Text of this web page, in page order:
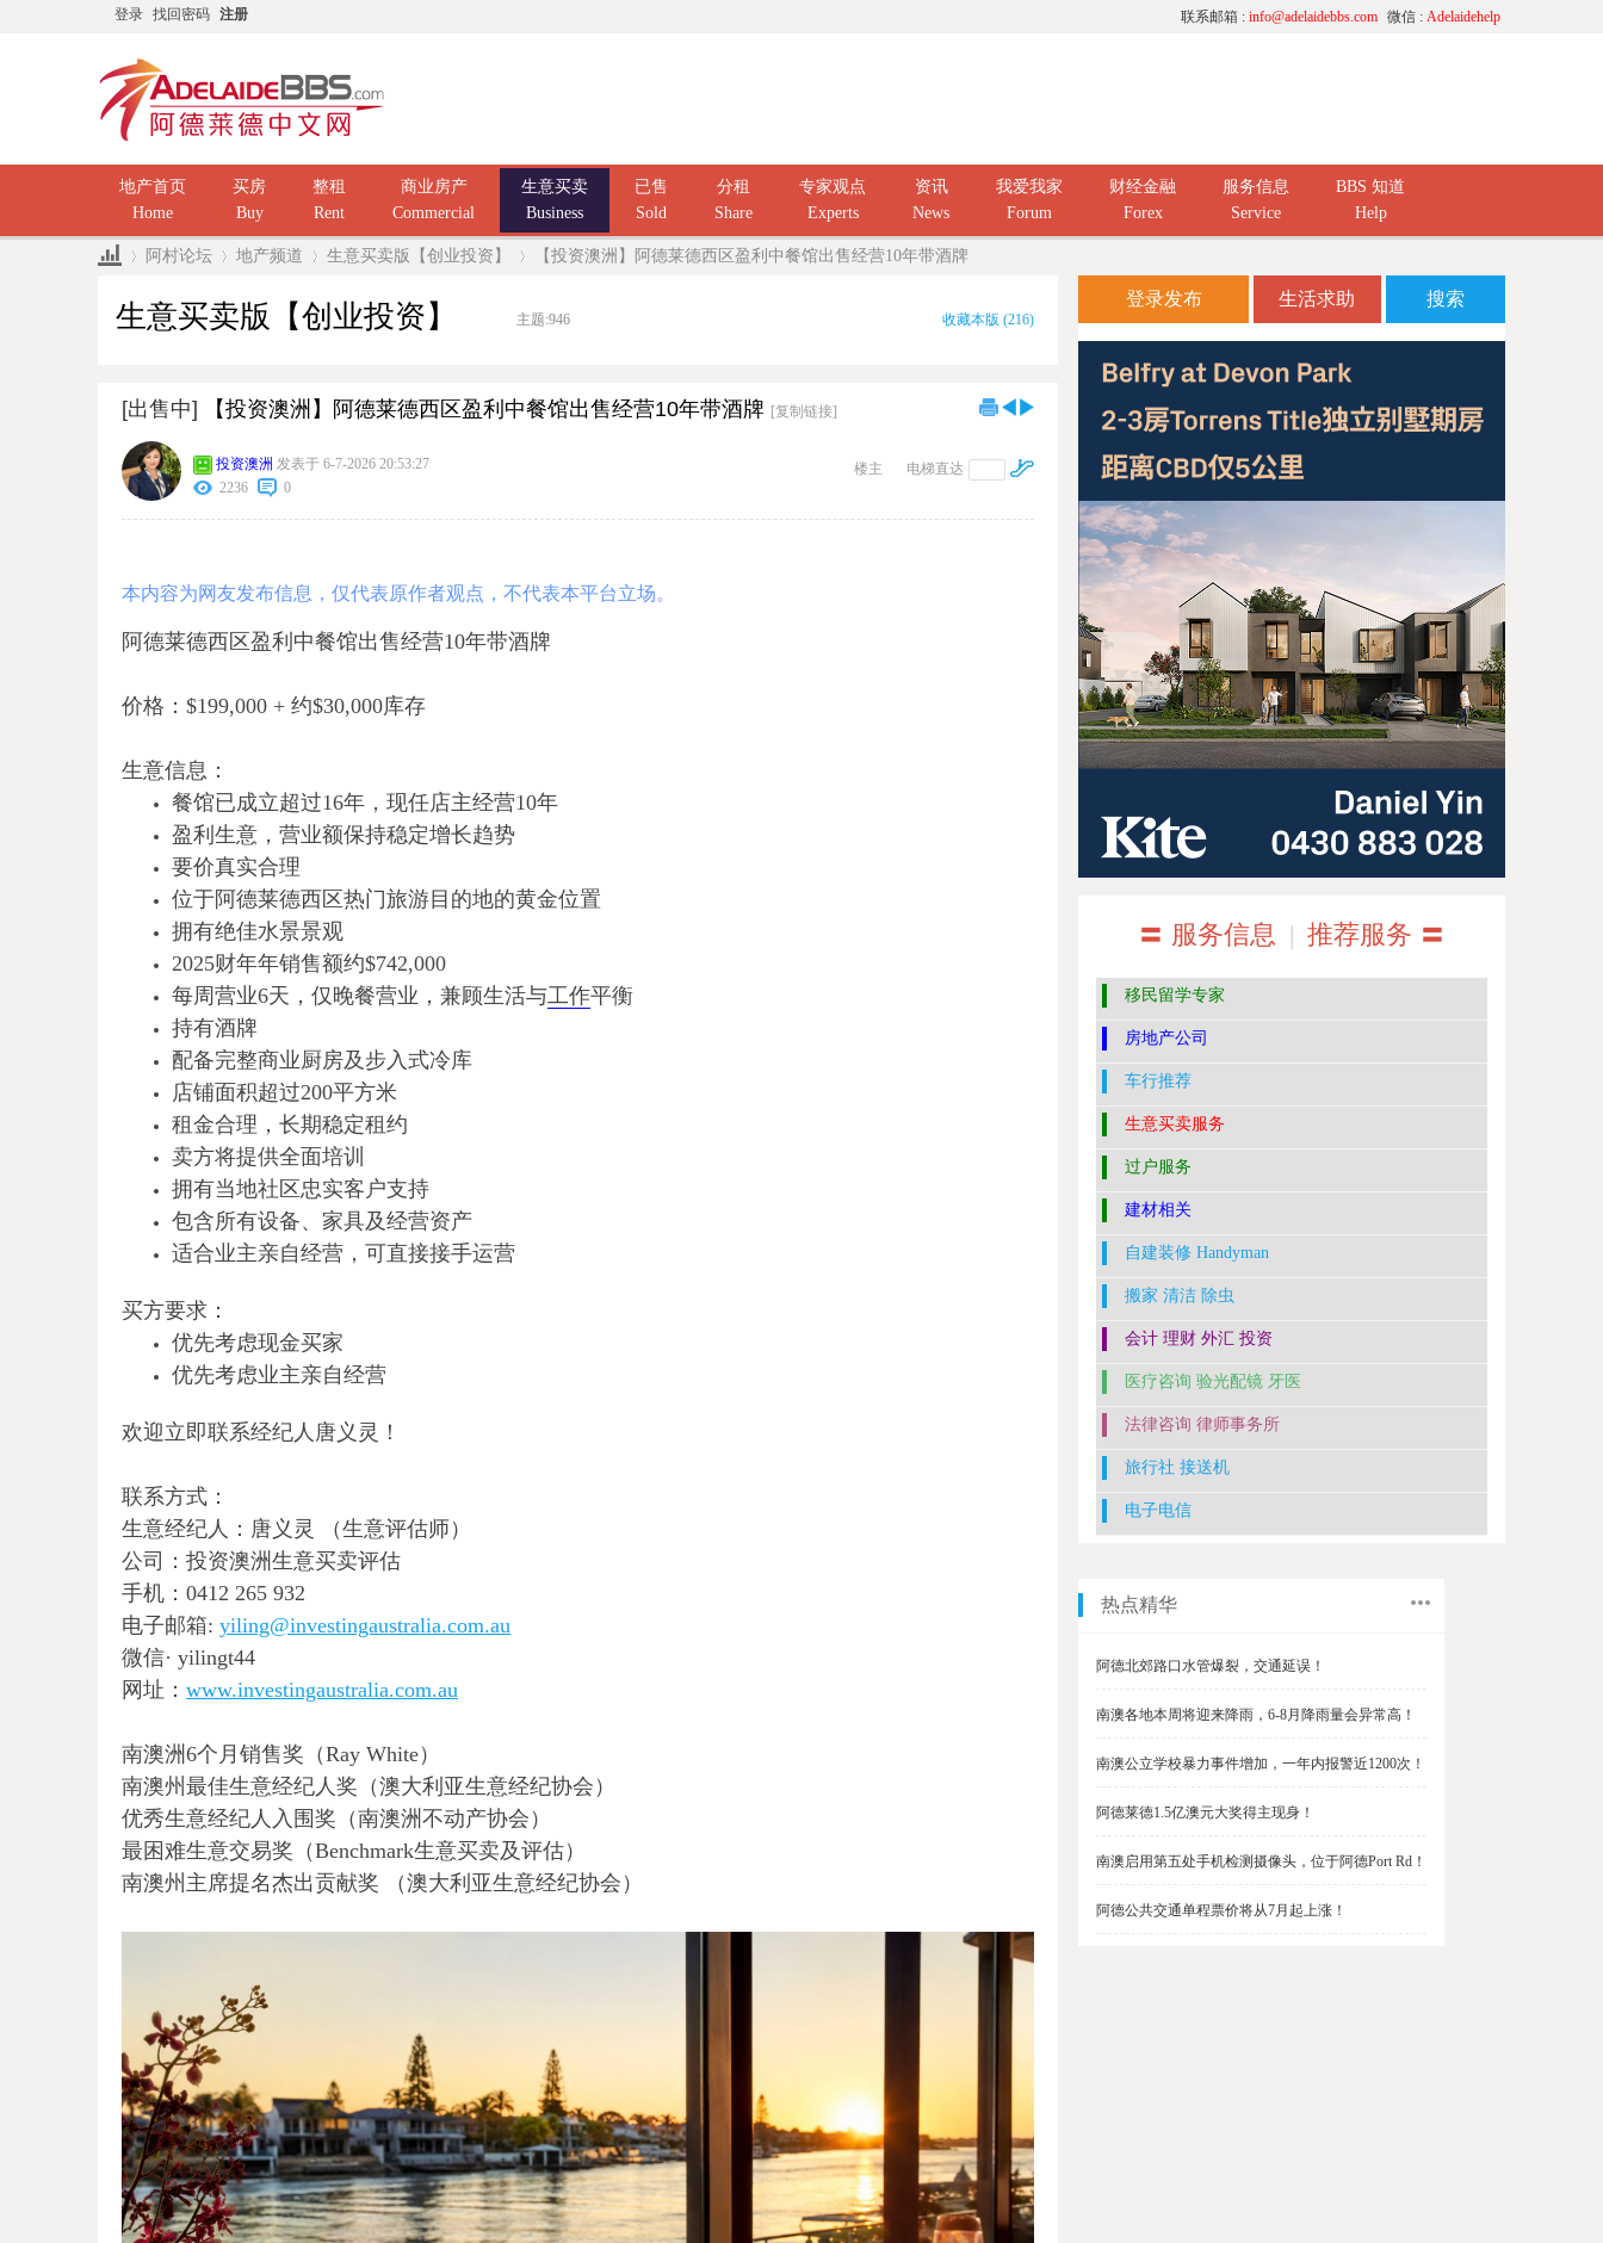
登录 找回密码 注册 微信 : Adelaidehelp
联系邮箱 : info@adelaidebbs.com
地产首页
Home
买房
Buy
整租
Rent
商业房产
Commercial
生意买卖
Business
已售
Sold
分租
Share
专家观点
Experts
资讯
News
我爱我家
Forum
财经金融
Forex
服务信息
Service
BBS 知道
Help
阿村论坛 地产频道 生意买卖版【创业投资】 【投资澳洲】阿德莱德西区盈利中餐馆出售经营10年带酒牌
生意买卖版【创业投资】 主题:946 收藏本版 (216)
[出售中] 【投资澳洲】阿德莱德西区盈利中餐馆出售经营10年带酒牌 [复制链接]
电梯直达
楼主
投资澳洲 发表于 6-7-2026 20:53:27
2236
0
本内容为网友发布信息，仅代表原作者观点，不代表本平台立场。
阿德莱德西区盈利中餐馆出售经营10年带酒牌
价格：$199,000 + 约$30,000库存
生意信息：
餐馆已成立超过16年，现任店主经营10年
盈利生意，营业额保持稳定增长趋势
要价真实合理
位于阿德莱德西区热门旅游目的地的黄金位置
拥有绝佳水景景观
2025财年年销售额约$742,000
每周营业6天，仅晚餐营业，兼顾生活与工作平衡
持有酒牌
配备完整商业厨房及步入式冷库
店铺面积超过200平方米
租金合理，长期稳定租约
卖方将提供全面培训
拥有当地社区忠实客户支持
包含所有设备、家具及经营资产
适合业主亲自经营，可直接接手运营
买方要求：
优先考虑现金买家
优先考虑业主亲自经营
欢迎立即联系经纪人唐义灵！
联系方式：
生意经纪人：唐义灵 （生意评估师）
公司：投资澳洲生意买卖评估
手机：0412 265 932
电子邮箱: yiling@investingaustralia.com.au
微信· yilingt44
网址： www.investingaustralia.com.au
南澳洲6个月销售奖（Ray White）
南澳州最佳生意经纪人奖（澳大利亚生意经纪协会）
优秀生意经纪人入围奖（南澳洲不动产协会）
最困难生意交易奖（Benchmark生意买卖及评估）
南澳州主席提名杰出贡献奖 （澳大利亚生意经纪协会）
登录发布 生活求助 搜索
〓 服务信息 | 推荐服务 〓
移民留学专家
房地产公司
车行推荐
生意买卖服务
过户服务
建材相关
自建装修 Handyman
搬家 清洁 除虫
会计 理财 外汇 投资
医疗咨询 验光配镜 牙医
法律咨询 律师事务所
旅行社 接送机
电子电信
热点精华
阿德北郊路口水管爆裂，交通延误！
南澳各地本周将迎来降雨，6-8月降雨量会异常高！
南澳公立学校暴力事件增加，一年内报警近1200次！
阿德莱德1.5亿澳元大奖得主现身！
南澳启用第五处手机检测摄像头，位于阿德Port Rd！
阿德公共交通单程票价将从7月起上涨！